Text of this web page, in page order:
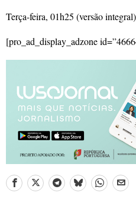
Terça-feira, 01h25 (versão integral)
[pro_ad_display_adzone